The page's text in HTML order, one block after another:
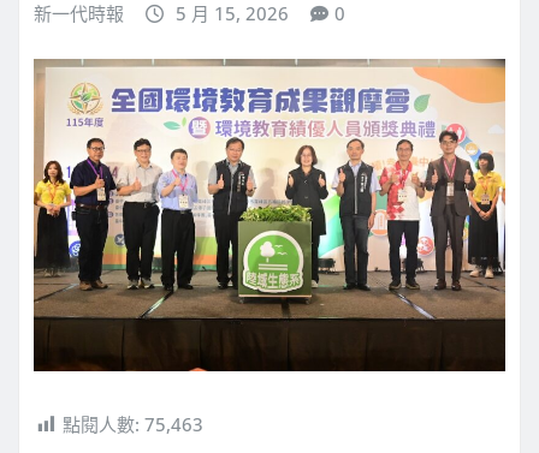
新一代時報 5 月 15, 2026 0
點閱人數: 75,463